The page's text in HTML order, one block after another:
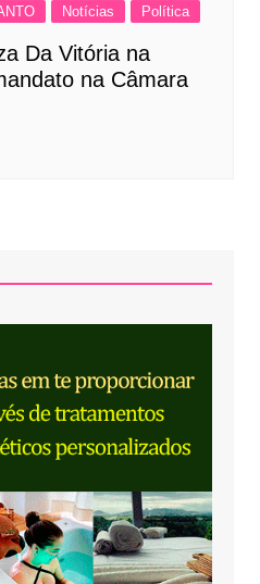
Notícias Política
Da Vitória na
na Câmara